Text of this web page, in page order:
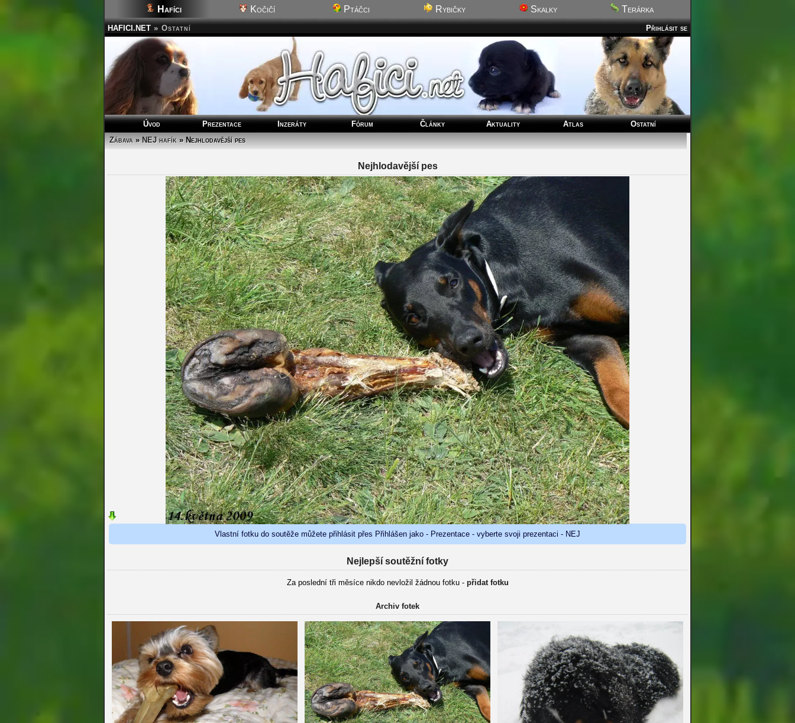
Hafíci Kočičí Ptáčci Rybičky Skalky Terárka
Přihlásit se
HAFICI.NET » Ostatní
Úvod Prezentace Inzeráty Fórum Články Aktuality Atlas
Ostatní
Zábava»NEJ hafík» Nejhlodavější pes
Nejhlodavější pes
Vlastní fotku do soutěže můžete přihlásit přes Přihlášen jako - Prezentace - vyberte svoji prezentaci - NEJ
Nejlepší soutěžní fotky
Za poslední tři měsíce nikdo nevložil žádnou fotku - přidat fotku
Archiv fotek